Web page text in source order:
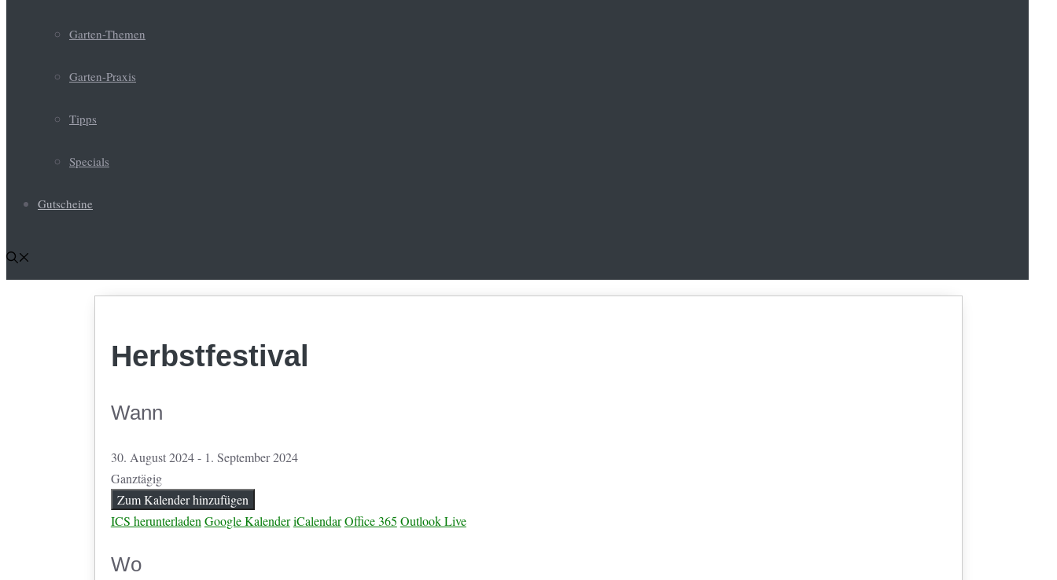
Garten-Themen
Garten-Praxis
Tipps
Specials
Gutscheine
Herbstfestival
Wann
30. August 2024 - 1. September 2024
Ganztägig
Zum Kalender hinzufügen
ICS herunterladen Google Kalender iCalendar Office 365 Outlook Live
Wo